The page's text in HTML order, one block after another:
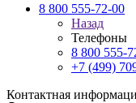
8 800 555-72-00
Назад
Телефоны
8 800 555-
+7 (499)
Контактная